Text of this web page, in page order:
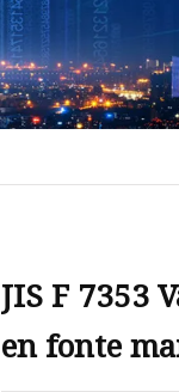
JIS F 7353
en fonte